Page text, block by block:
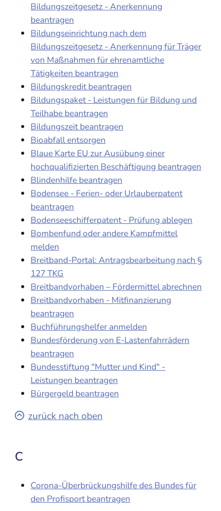
Bildungszeitgesetz - Anerkennung
beantragen
Bildungseinrichtung nach dem
Bildungszeitgesetz - Anerkennung für Träger
von Maßnahmen für ehrenamtliche
Tätigkeiten beantragen
Bildungskredit beantragen
Bildungspaket - Leistungen für Bildung und
Teilhabe beantragen
Bildungszeit beantragen
Bioabfall entsorgen
Blaue Karte EU zur Ausübung einer
hochqualifizierten Beschäftigung beantragen
Blindenhilfe beantragen
Bodensee - Ferien- oder Urlauberpatent
beantragen
Bodenseeschifferpatent - Prüfung ablegen
Bombenfund oder andere Kampfmittel
melden
Breitband-Portal: Antragsbearbeitung nach §
127 TKG
Breitbandvorhaben – Fördermittel abrechnen
Breitbandvorhaben - Mitfinanzierung
beantragen
Buchführungshelfer anmelden
Bundesförderung von E-Lastenfahrrädern
beantragen
Bundesstiftung "Mutter und Kind" -
Leistungen beantragen
Bürgergeld beantragen
zurück nach oben
C
Corona-Überbrückungshilfe des Bundes für
den Profisport beantragen